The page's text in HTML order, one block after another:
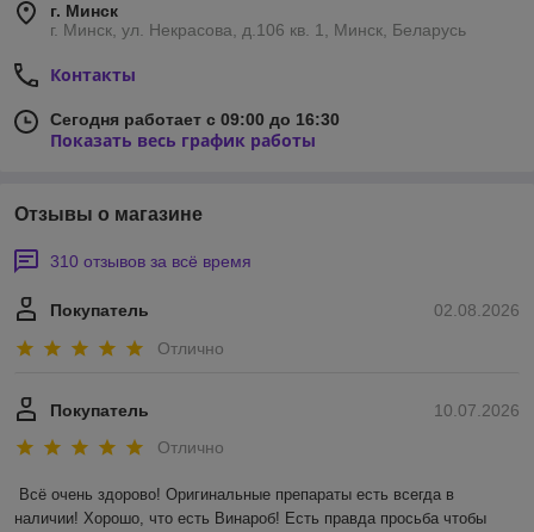
г. Минск
г. Минск, ул. Некрасова, д.106 кв. 1, Минск, Беларусь
Контакты
Сегодня работает с 09:00 до 16:30
Показать весь график работы
Отзывы о магазине
310 отзывов за всё время
02.08.2026
Покупатель
Отлично
10.07.2026
Покупатель
Отлично
Всё очень здорово! Оригинальные препараты есть всегда в
наличии! Хорошо, что есть Винароб! Есть правда просьба чтобы